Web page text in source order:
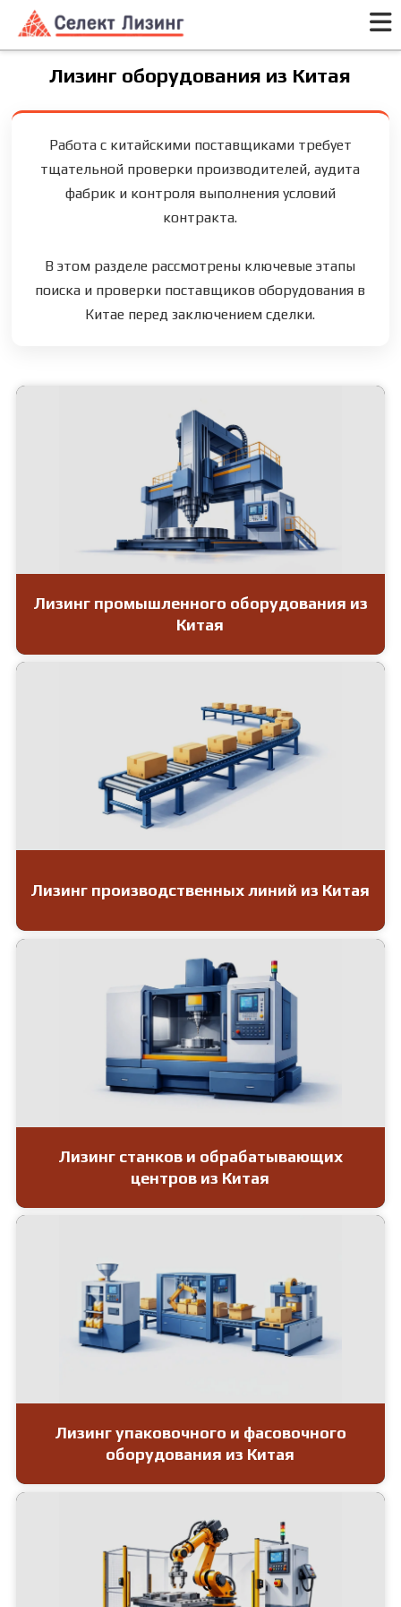
Лизинг оборудования из Китая
Работа с китайскими поставщиками требует
тщательной проверки производителей, аудита
фабрик и контроля выполнения условий
контракта.
В этом разделе рассмотрены ключевые этапы
поиска и проверки поставщиков оборудования в
Китае перед заключением сделки.
Лизинг промышленного оборудования из
Китая
Лизинг производственных линий из Китая
Лизинг станков и обрабатывающих
центров из Китая
Лизинг упаковочного и фасовочного
оборудования из Китая